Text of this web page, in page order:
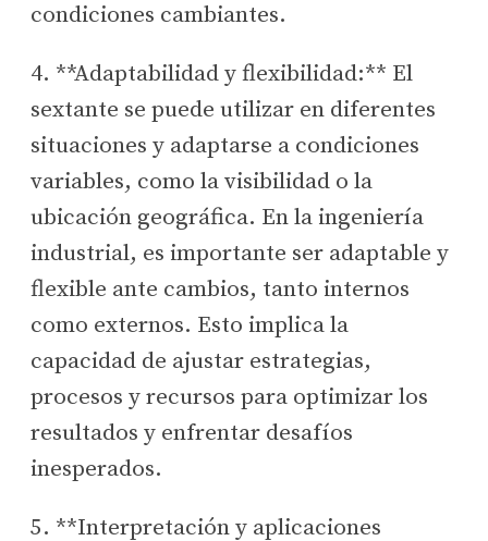
condiciones cambiantes.
4. **Adaptabilidad y flexibilidad:** El
sextante se puede utilizar en diferentes
situaciones y adaptarse a condiciones
variables, como la visibilidad o la
ubicación geográfica. En la ingeniería
industrial, es importante ser adaptable y
flexible ante cambios, tanto internos
como externos. Esto implica la
capacidad de ajustar estrategias,
procesos y recursos para optimizar los
resultados y enfrentar desafíos
inesperados.
5. **Interpretación y aplicaciones